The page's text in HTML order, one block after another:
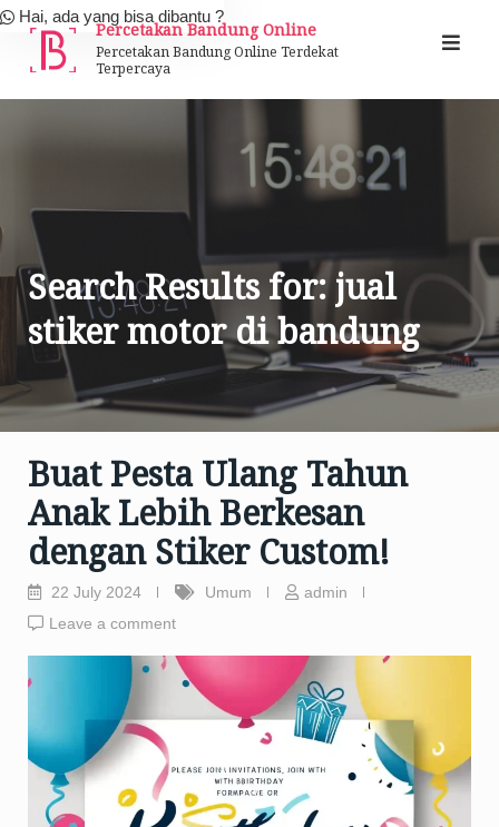
Skip
content
Percetakan Bandung Online
Percetakan Bandung Online Terdekat
Terpercaya
Search Results for:jual
stiker motor di bandung
Buat Pesta Ulang Tahun
Anak Lebih Berkesan
dengan Stiker Custom!
22 July 2024 Umum
admin
Leave a comment
Hai, ada yang bisa dibantu ?